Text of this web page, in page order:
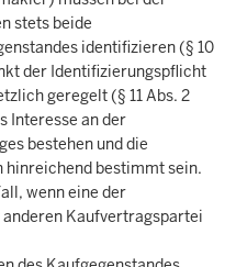
stets beide
identifizieren (§ 10
der Identifizierungspflicht
geregelt (§ 11 Abs. 2
Interesse an der
bestehen und die
hinreichend bestimmt sein.
wenn eine der
Kaufvertragspartei